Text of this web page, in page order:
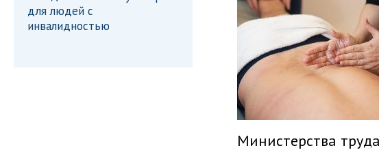
для людей с
инвалидностью
Министерства